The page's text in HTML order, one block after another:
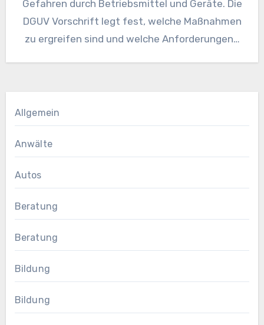
Gefahren durch Betriebsmittel und Geräte. Die
DGUV Vorschrift legt fest, welche Maßnahmen
zu ergreifen sind und welche Anforderungen…
Allgemein
Anwälte
Autos
Beratung
Beratung
Bildung
Bildung